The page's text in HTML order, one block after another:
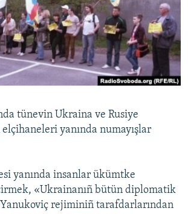
tünevin Ukraina ve Rusiye
elçihaneleri yanında numayışlar
yanında insanlar ükümtke
«Ukrainanıñ bütün diplomatik
rejiminiñ tarafdarlarından